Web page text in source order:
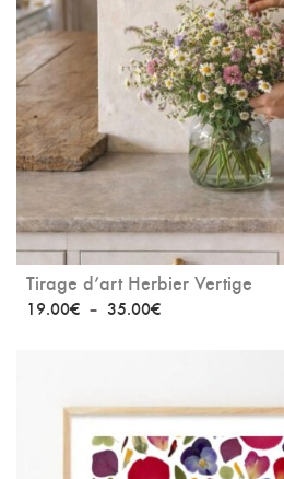
Tirage d’art Herbier Vertige
19.00€ – 35.00€Plage